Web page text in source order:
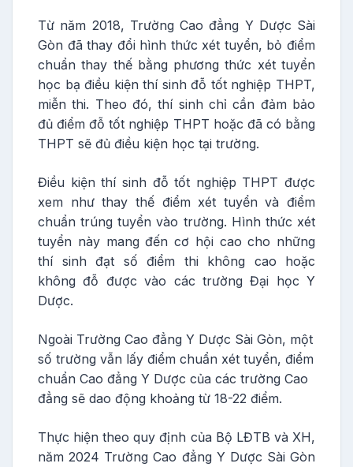
Từ năm 2018, Trường Cao đẳng Y Dược Sài
Gòn đã thay đổi hình thức xét tuyển, bỏ điểm
chuẩn thay thế bằng phương thức xét tuyển
học bạ điều kiện thí sinh đỗ tốt nghiệp THPT,
miễn thi. Theo đó, thí sinh chỉ cần đảm bảo
đủ điểm đỗ tốt nghiệp THPT hoặc đã có bằng
THPT sẽ đủ điều kiện học tại trường.
Điều kiện thí sinh đỗ tốt nghiệp THPT được
xem như thay thế điểm xét tuyển và điểm
chuẩn trúng tuyển vào trường. Hình thức xét
tuyển này mang đến cơ hội cao cho những
thí sinh đạt số điểm thi không cao hoặc
không đỗ được vào các trường Đại học Y
Dược.
Ngoài Trường Cao đẳng Y Dược Sài Gòn, một
số trường vẫn lấy điểm chuẩn xét tuyển, điểm
chuẩn Cao đẳng Y Dược của các trường Cao
đẳng sẽ dao động khoảng từ 18-22 điểm.
Thực hiện theo quy định của Bộ LĐTB và XH,
năm 2024 Trường Cao đẳng Y Dược Sài Gòn